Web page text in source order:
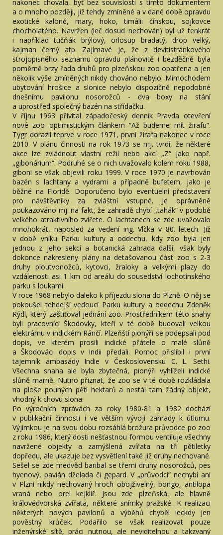
nakonec chovala, byť bez souvislosti s tímto dokumentem
a o mnoho později, již tehdy zmíněné a v dané době opravdu
exotické kaloně, mary, hoko, timálii čínskou, sojkovce
chocholatého. Navržen (leč dosud nechován) byl už tenkrát
i například tučňák brýlový, orlosup bradatý, drop velký,
kajman černý atp. Zajímavé je, že z devítistránkového
strojopisného seznamu opravdu plánovitě i bezděčně byla
poměrně brzy řada druhů pro plzeňskou zoo opatřena a jen
několik výše zmíněných nikdy chováno nebylo. Mimochodem
ubytování hrošice a slonice nebylo dispozičně nepodobné
dnešnímu pavilonu nosorožců - dva boxy na stání
a uprostřed společný bazén na střídačku.
V říjnu 1963 přivítal západočeský denník Pravda otevření
nové zoo optimistickým článkem “Až budeme mít žirafu”.
Tygr dorazil teprve v roce 1971, první žirafa nakonec v roce
2010. V plánu činnosti na rok 1973 se mj. tvrdí, že některé
akce lze zvládnout vlastní režií nebo akcí „Z“ jako např.
„gibonárium“. Podruhé se o nich uvažovalo kolem roku 1988,
giboni se však objevili roku 1999. V roce 1970 je navrhován
bazén s lachtany a vydrami a případně bufetem, jako je
běžné na Floridě. Doporučeno bylo eventuelní představení
pro návštěvníky za zvláštní vstupné. Je oprávněně
poukazováno mj. na fakt, že zahradě chybí „tahák“ v podobě
velkého atraktivního zvířete. O lachtanech se zde uvažovalo
mnohokrát, naposled za vedení ing. Vlčka v 80. letech. Již
v době vniku Parku kultury a oddechu, kdy zoo byla jen
jednou z jeho sekcí a botanická zahrada další, však byly
dokonce nakresleny plány na detašovanou část zoo s 2-3
druhy ploutvonožců, kytovci, žraloky a velkými plazy do
vzdálenosti asi 1 km od areálu do sousedství lochotínského
parku s loukami.
V roce 1968 nebylo daleko k příjezdu slona do Plzně. O něj se
pokoušel tehdejší vedoucí Parku kultury a oddechu Zdeněk
Rýdl, který zaštiťoval jednání zoo. Prostředníkem této snahy
byli pracovníci Škodovky, kteří v té době budovali velkou
elektrárnu v indickém Ránčí. Plzeňští pionýři se podepsali pod
dopis, ve kterém prosili indické přátele o malé slůně
a Škodováci dopis v Indii předali. Pomoc přislíbil i první
tajemník ambasády Indie v Československu C. L. Sethi.
Všechna snaha ale byla zbytečná, pionýři vyhlíželi indické
slůně marně. Nutno přiznat, že zoo se v té době rozkládala
na ploše pouhých pěti hektarů a nestál tam žádný objekt,
vhodný k chovu slona.
Po výročních zprávách za roky 1980-81 a 1982 dochází
v publikační činnosti i ve větším vývoji zahrady k útlumu.
Výjimkou je na svou dobu rozsáhlá brožura průvodce po zoo
z roku 1986, který dosti nešťastnou formou ventiluje všechny
navržené objekty a zamýšlená zvířata na tři pětiletky
dopředu, ale ukazuje bez vysvětlení také již druhy nechované.
Sešel se zde medvěd baribal se třemi druhy nosorožců, pes
hyenový, pavián dželada či gepard. V „průvodci“ nechybí ani
v Plzni nikdy nechovaný hroch obojživelný, bongo, antilopa
vraná nebo orel kejklíř. Jsou zde plzeňská, ale hlavně
královédvorská zvířata, některé snímky pražské. K realizaci
některých nových pavilonů a výběhů chyběl leckdy jen
pověstný krůček. Podařilo se však realizovat pouze
inženýrské sítě, práci nutnou, ale neviditelnou a takzvaný